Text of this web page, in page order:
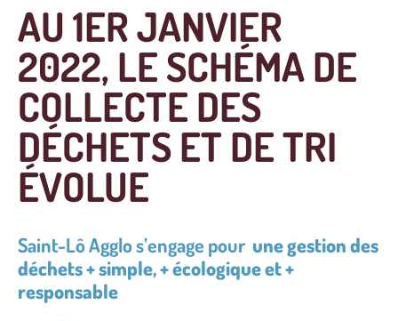
AU 1ER JANVIER
2022, LE SCHÉMA DE
COLLECTE DES
DÉCHETS ET DE TRI
ÉVOLUE
Saint-Lô Agglo s’engage pour une gestion des
déchets + simple, + écologique et +
responsable